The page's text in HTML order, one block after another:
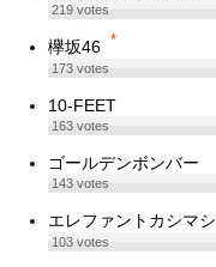
219votes
欅坂46 *
173votes
10-FEET
163votes
ゴールデンボンバー
143votes
エレファントカシマシ
103votes